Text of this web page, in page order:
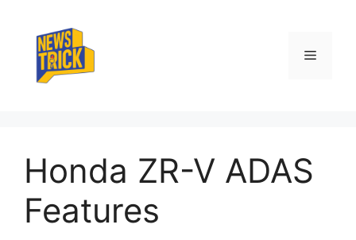
content
Menu
Honda ZR-V ADAS
Features